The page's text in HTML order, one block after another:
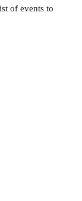
of events to